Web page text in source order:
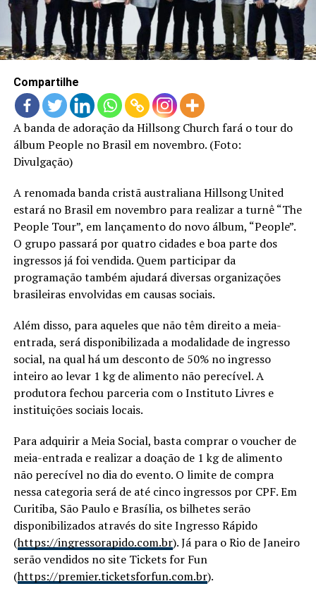
LANÇAMENTOS
Compartilhe
A banda de adoração da Hillsong Church fará o tour do
álbum People no Brasil em novembro. (Foto:
Divulgação)
A renomada banda cristã australiana Hillsong United
estará no Brasil em novembro para realizar a turnê “The
People Tour”, em lançamento do novo álbum, “People”.
O grupo passará por quatro cidades e boa parte dos
ingressos já foi vendida. Quem participar da
programação também ajudará diversas organizações
brasileiras envolvidas em causas sociais.
Além disso, para aqueles que não têm direito a meia-
entrada, será disponibilizada a modalidade de ingresso
social, na qual há um desconto de 50% no ingresso
inteiro ao levar 1 kg de alimento não perecível. A
produtora fechou parceria com o Instituto Livres e
instituições sociais locais.
Para adquirir a Meia Social, basta comprar o voucher de
meia-entrada e realizar a doação de 1 kg de alimento
não perecível no dia do evento. O limite de compra
nessa categoria será de até cinco ingressos por CPF. Em
Curitiba, São Paulo e Brasília, os bilhetes serão
disponibilizados através do site Ingresso Rápido
(https://ingressorapido.com.br). Já para o Rio de Janeiro
serão vendidos no site Tickets for Fun
(https://premier.ticketsforfun.com.br).